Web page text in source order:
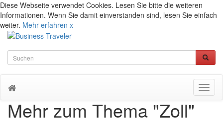
Diese Webseite verwendet Cookies. Lesen Sie bitte die weiteren
Informationen. Wenn Sie damit einverstanden sind, lesen Sie einfach
weiter. Mehr erfahren x
Mehr zum Thema "Zoll"